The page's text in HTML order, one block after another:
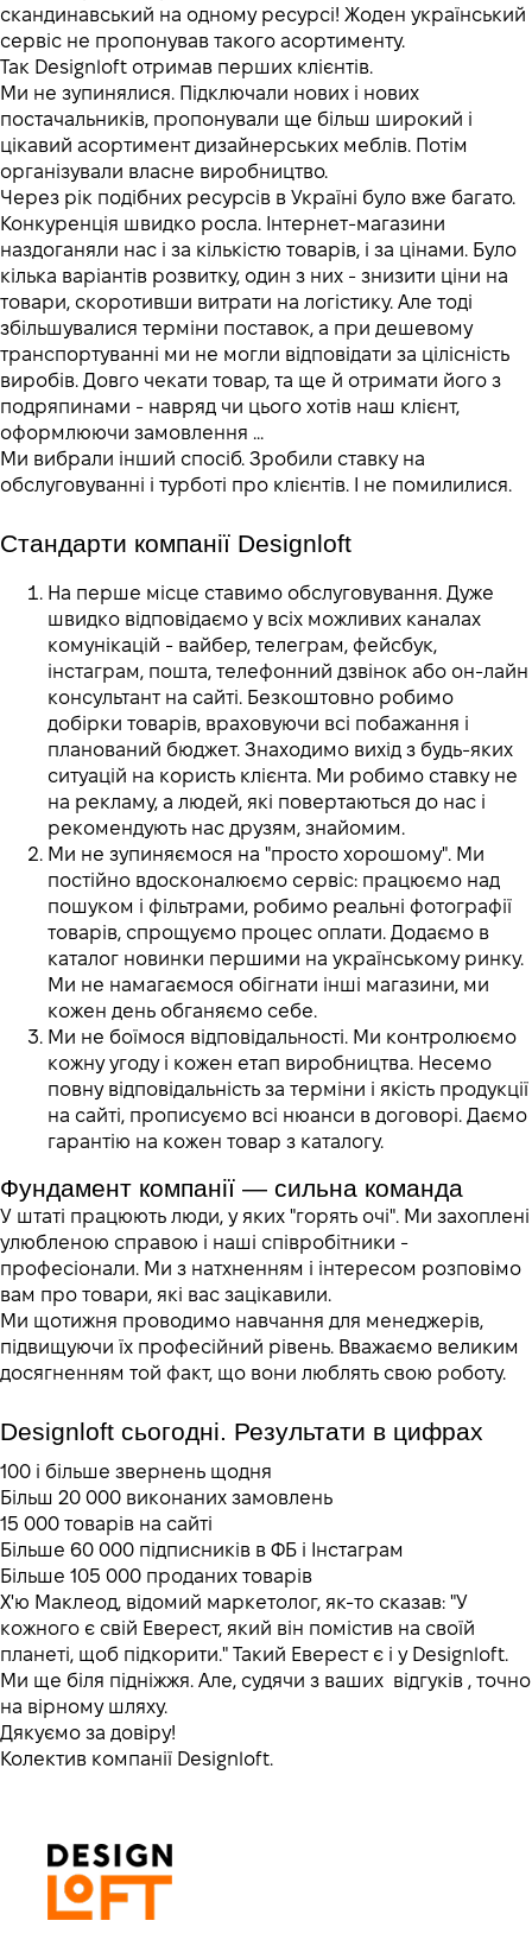
скандинавський на одному ресурсі! Жоден український
сервіс не пропонував такого асортименту.
Так Designloft отримав перших клієнтів.
Ми не зупинялися. Підключали нових і нових
постачальників, пропонували ще більш широкий і
цікавий асортимент дизайнерських меблів. Потім
організували власне виробництво.
Через рік подібних ресурсів в Україні було вже багато.
Конкуренція швидко росла. Інтернет-магазини
наздоганяли нас і за кількістю товарів, і за цінами. Було
кілька варіантів розвитку, один з них - знизити ціни на
товари, скоротивши витрати на логістику. Але тоді
збільшувалися терміни поставок, а при дешевому
транспортуванні ми не могли відповідати за цілісність
виробів. Довго чекати товар, та ще й отримати його з
подряпинами - навряд чи цього хотів наш клієнт,
оформлюючи замовлення ...
Ми вибрали інший спосіб. Зробили ставку на
обслуговуванні і турботі про клієнтів. І не помилилися.
На перше місце ставимо обслуговування. Дуже
швидко відповідаємо у всіх можливих каналах
комунікацій - вайбер, телеграм, фейсбук,
інстаграм, пошта, телефонний дзвінок або он-лайн
консультант на сайті. Безкоштовно робимо
добірки товарів, враховуючи всі побажання і
планований бюджет. Знаходимо вихід з будь-яких
ситуацій на користь клієнта. Ми робимо ставку не
на рекламу, а людей, які повертаються до нас і
рекомендують нас друзям, знайомим.
Ми не зупиняємося на "просто хорошому". Ми
постійно вдосконалюємо сервіс: працюємо над
пошуком і фільтрами, робимо реальні фотографії
товарів, спрощуємо процес оплати. Додаємо в
каталог новинки першими на українському ринку.
Ми не намагаємося обігнати інші магазини, ми
кожен день обганяємо себе.
Ми не боїмося відповідальності. Ми контролюємо
кожну угоду і кожен етап виробництва. Несемо
повну відповідальність за терміни і якість продукції
на сайті, прописуємо всі нюанси в договорі. Даємо
гарантію на кожен товар з каталогу.
Фундамент компанії — сильна команда
У штаті працюють люди, у яких "горять очі". Ми захоплені
улюбленою справою і наші співробітники -
професіонали. Ми з натхненням і інтересом розповімо
вам про товари, які вас зацікавили.
Ми щотижня проводимо навчання для менеджерів,
підвищуючи їх професійний рівень. Вважаємо великим
досягненням той факт, що вони люблять свою роботу.
100 і більше звернень щодня
Більш 20 000 виконаних замовлень
15 000 товарів на сайті
Більше 60 000 підписників в ФБ і Інстаграм
Більше 105 000 проданих товарів
Х'ю Маклеод, відомий маркетолог, як-то сказав: "У
кожного є свій Еверест, який він помістив на своїй
планеті, щоб підкорити." Такий Еверест є і у Designloft.
Ми ще біля підніжжя. Але, судячи з ваших відгуків , точно
на вірному шляху.
Дякуємо за довіру!
Колектив компанії Designloft.